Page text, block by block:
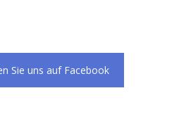
Sie uns auf Facebook